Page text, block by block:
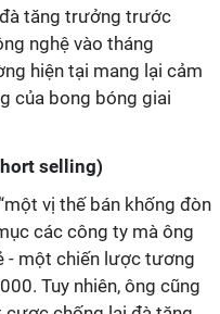
tăng trưởng trước
nghệ vào tháng
hiện tại mang lại cảm
của bong bóng giai
selling)
vị thế bán khống đòn
các công ty mà ông
- một chiến lược tương
Tuy nhiên, ông cũng